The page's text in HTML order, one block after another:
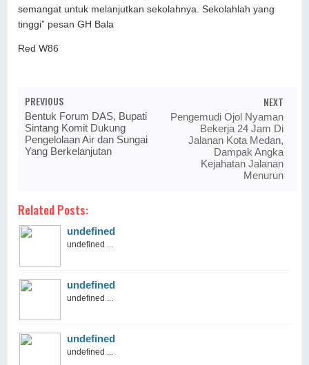
semangat untuk melanjutkan sekolahnya. Sekolahlah yang
tinggi” pesan GH Bala
Red W86
PREVIOUS
Bentuk Forum DAS, Bupati
Sintang Komit Dukung
Pengelolaan Air dan Sungai
Yang Berkelanjutan
NEXT
Pengemudi Ojol Nyaman
Bekerja 24 Jam Di
Jalanan Kota Medan,
Dampak Angka
Kejahatan Jalanan
Menurun
Related Posts:
undefined
undefined ...
undefined
undefined ...
undefined
undefined ...